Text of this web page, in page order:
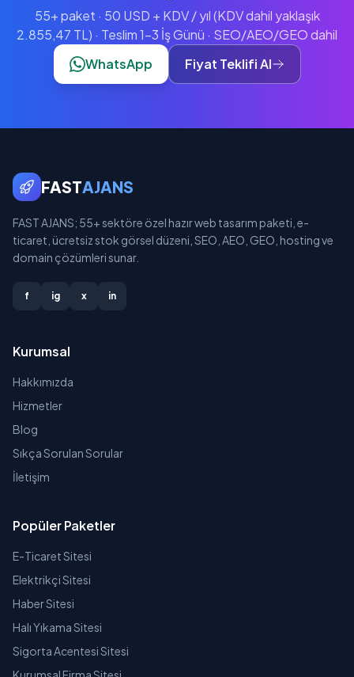
55+ paket · 50 USD + KDV / yıl (KDV dahil yaklaşık
2.855,47 TL) · Teslim 1-3 İş Günü · SEO/AEO/GEO dahil
WhatsApp
Fiyat Teklifi Al
FASTAJANS
FAST AJANS; 55+ sektöre özel hazır web tasarım paketi, e-
ticaret, ücretsiz stok görsel düzeni, SEO, AEO, GEO, hosting ve
domain çözümleri sunar.
f ig x in
Kurumsal
Hakkımızda
Hizmetler
Blog
Sıkça Sorulan Sorular
İletişim
Popüler Paketler
E-Ticaret Sitesi
Elektrikçi Sitesi
Haber Sitesi
Halı Yıkama Sitesi
Sigorta Acentesi Sitesi